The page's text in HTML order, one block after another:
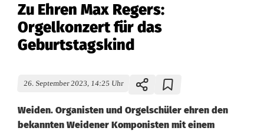
Zu Ehren Max Regers:
Orgelkonzert für das
Geburtstagskind
26. September 2023, 14:25 Uhr
Weiden. Organisten und Orgelschüler ehren den
bekannten Weidener Komponisten mit einem